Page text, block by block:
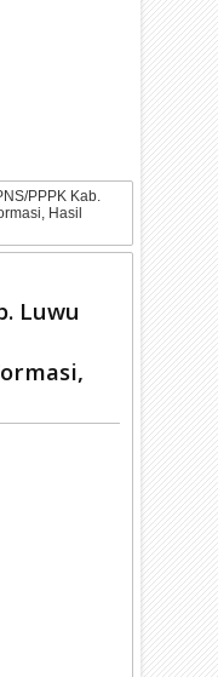
PPPK Kab.
Hasil
Luwu